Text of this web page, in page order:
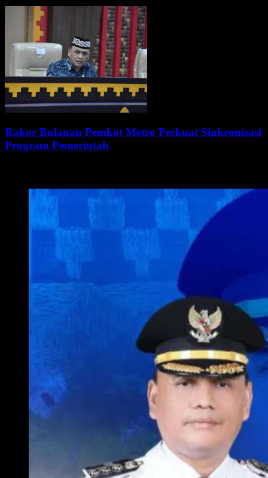
Rakor Bulanan Pemkot Metro Perkuat Sinkronisasi
Program Pemerintah